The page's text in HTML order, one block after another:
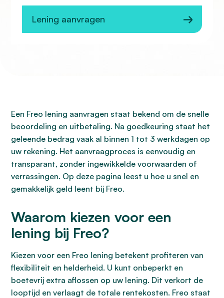
Lening aanvragen
Een Freo lening aanvragen staat bekend om de snelle
beoordeling en uitbetaling. Na goedkeuring staat het
geleende bedrag vaak al binnen 1 tot 3 werkdagen op
uw rekening. Het aanvraagproces is eenvoudig en
transparant, zonder ingewikkelde voorwaarden of
verrassingen. Op deze pagina leest u hoe u snel en
gemakkelijk geld leent bij Freo.
Waarom kiezen voor een
lening bij Freo?
Kiezen voor een Freo lening betekent profiteren van
flexibiliteit en helderheid. U kunt onbeperkt en
boetevrij extra aflossen op uw lening. Dit verkort de
looptijd en verlaagt de totale rentekosten. Freo staat